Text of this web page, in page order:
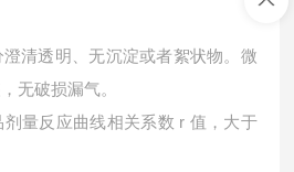
清透明、无沉淀或者絮状物。微
无破损漏气。
量反应曲线相关系数 r 值，大于